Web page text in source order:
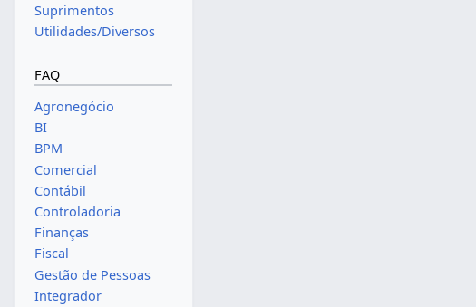
Suprimentos
Utilidades/Diversos
FAQ
Agronegócio
BI
BPM
Comercial
Contábil
Controladoria
Finanças
Fiscal
Gestão de Pessoas
Integrador